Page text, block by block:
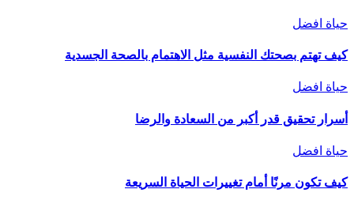
حياة افضل
كيف تهتم بصحتك النفسية مثل الاهتمام بالصحة الجسدية
حياة افضل
أسرار تحقيق قدر أكبر من السعادة والرضا
حياة افضل
كيف تكون مرنًا أمام تغييرات الحياة السريعة